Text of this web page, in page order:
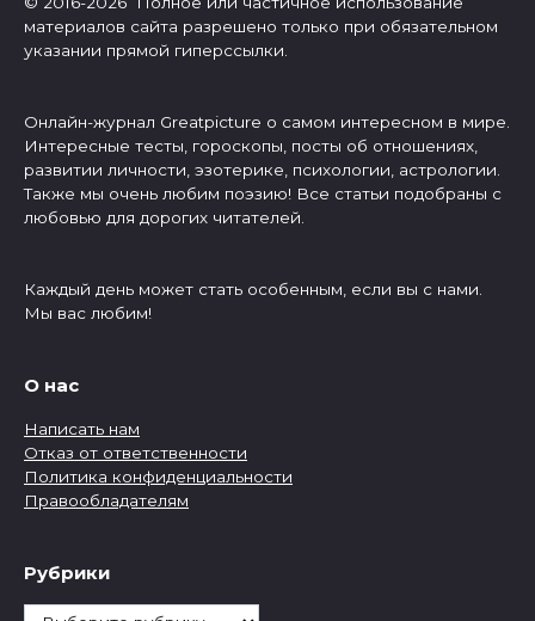
материалов сайта разрешено только при обязательном
указании прямой гиперссылки.
Онлайн-журнал Greatpicture о самом интересном в мире.
Интересные тесты, гороскопы, посты об отношениях,
развитии личности, эзотерике, психологии, астрологии.
Также мы очень любим поэзию! Все статьи подобраны с
любовью для дорогих читателей.
Каждый день может стать особенным, если вы с нами.
Мы вас любим!
О нас
Написать нам
Отказ от ответственности
Политика конфиденциальности
Правообладателям
Рубрики
Рубрики